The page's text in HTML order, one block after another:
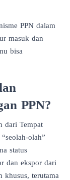
PPN dalam
masuk dan
bisa
PPN?
dari Tempat
olah”
status
dan ekspor dari
khusus, terutama